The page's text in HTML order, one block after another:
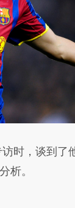
时，谈到了
析。